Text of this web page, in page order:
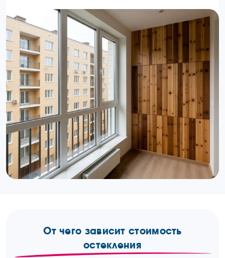
От чего зависит стоимость
остекления